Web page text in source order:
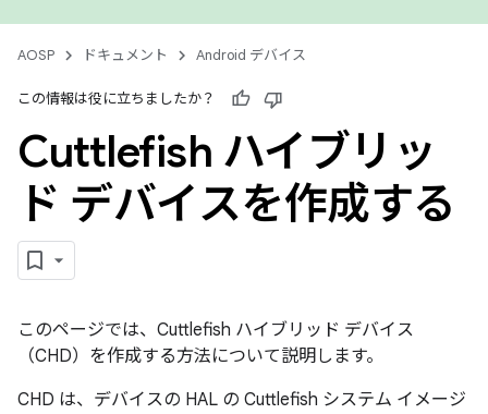
AOSP ドキュメント Android デバイス
この情報は役に立ちましたか？
Cuttlefish ハイブリッ
ド デバイスを作成する
このページでは、Cuttlefish ハイブリッド デバイス
（CHD）を作成する方法について説明します。
CHD は、デバイスの HAL の Cuttlefish システム イメージ